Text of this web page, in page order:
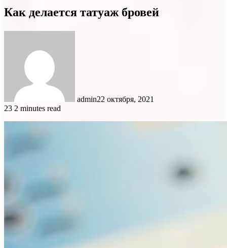
Как делается татуаж бровей
admin22 октября, 2021
23 2 minutes read